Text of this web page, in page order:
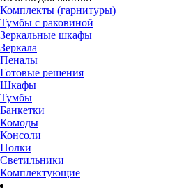
Комплекты (гарнитуры)
Тумбы с раковиной
Зеркальные шкафы
Зеркала
Пеналы
Готовые решения
Шкафы
Тумбы
Банкетки
Комоды
Консоли
Полки
Светильники
Комплектующие